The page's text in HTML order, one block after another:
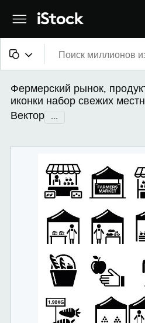
Все материалы
Изображения
Векторные файлы
Фермерский рынок,
иконки набор свежих
Вектор ...